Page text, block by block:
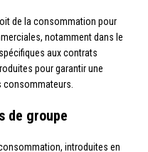
de la consommation pour
notamment dans le
aux contrats
pour garantir une
consommateurs.
de groupe
introduites en